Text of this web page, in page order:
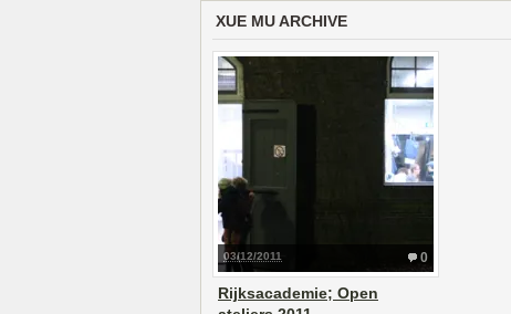
XUE MU ARCHIVE
0
03/12/2011
Rijksacademie; Open